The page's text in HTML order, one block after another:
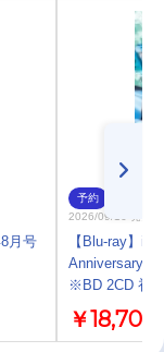
月号
予約
2026/09/16 発売
【Blu-ray】
Anniversary
※BD 2CD 初
￥18,700